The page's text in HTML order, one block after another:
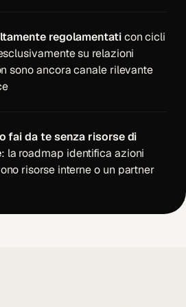
regolamentaticon cicli
su relazioni
sono ancora canale rilevante
fai da te senza risorse di
: la roadmap identifica azioni
risorse interne o un partner